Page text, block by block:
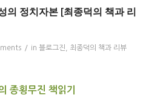
의 정치자본 [최종덕의 책과 리
/ in 블로그진 최종덕의 책과 리뷰
종횡무진 책읽기